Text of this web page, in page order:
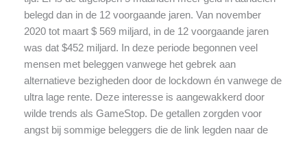
belegd dan in de 12 voorgaande jaren. Van november
2020 tot maart $ 569 miljard, in de 12 voorgaande jaren
was dat $452 miljard. In deze periode begonnen veel
mensen met beleggen vanwege het gebrek aan
alternatieve bezigheden door de lockdown én vanwege de
ultra lage rente. Deze interesse is aangewakkerd door
wilde trends als GameStop. De getallen zorgden voor
angst bij sommige beleggers die de link legden naar de